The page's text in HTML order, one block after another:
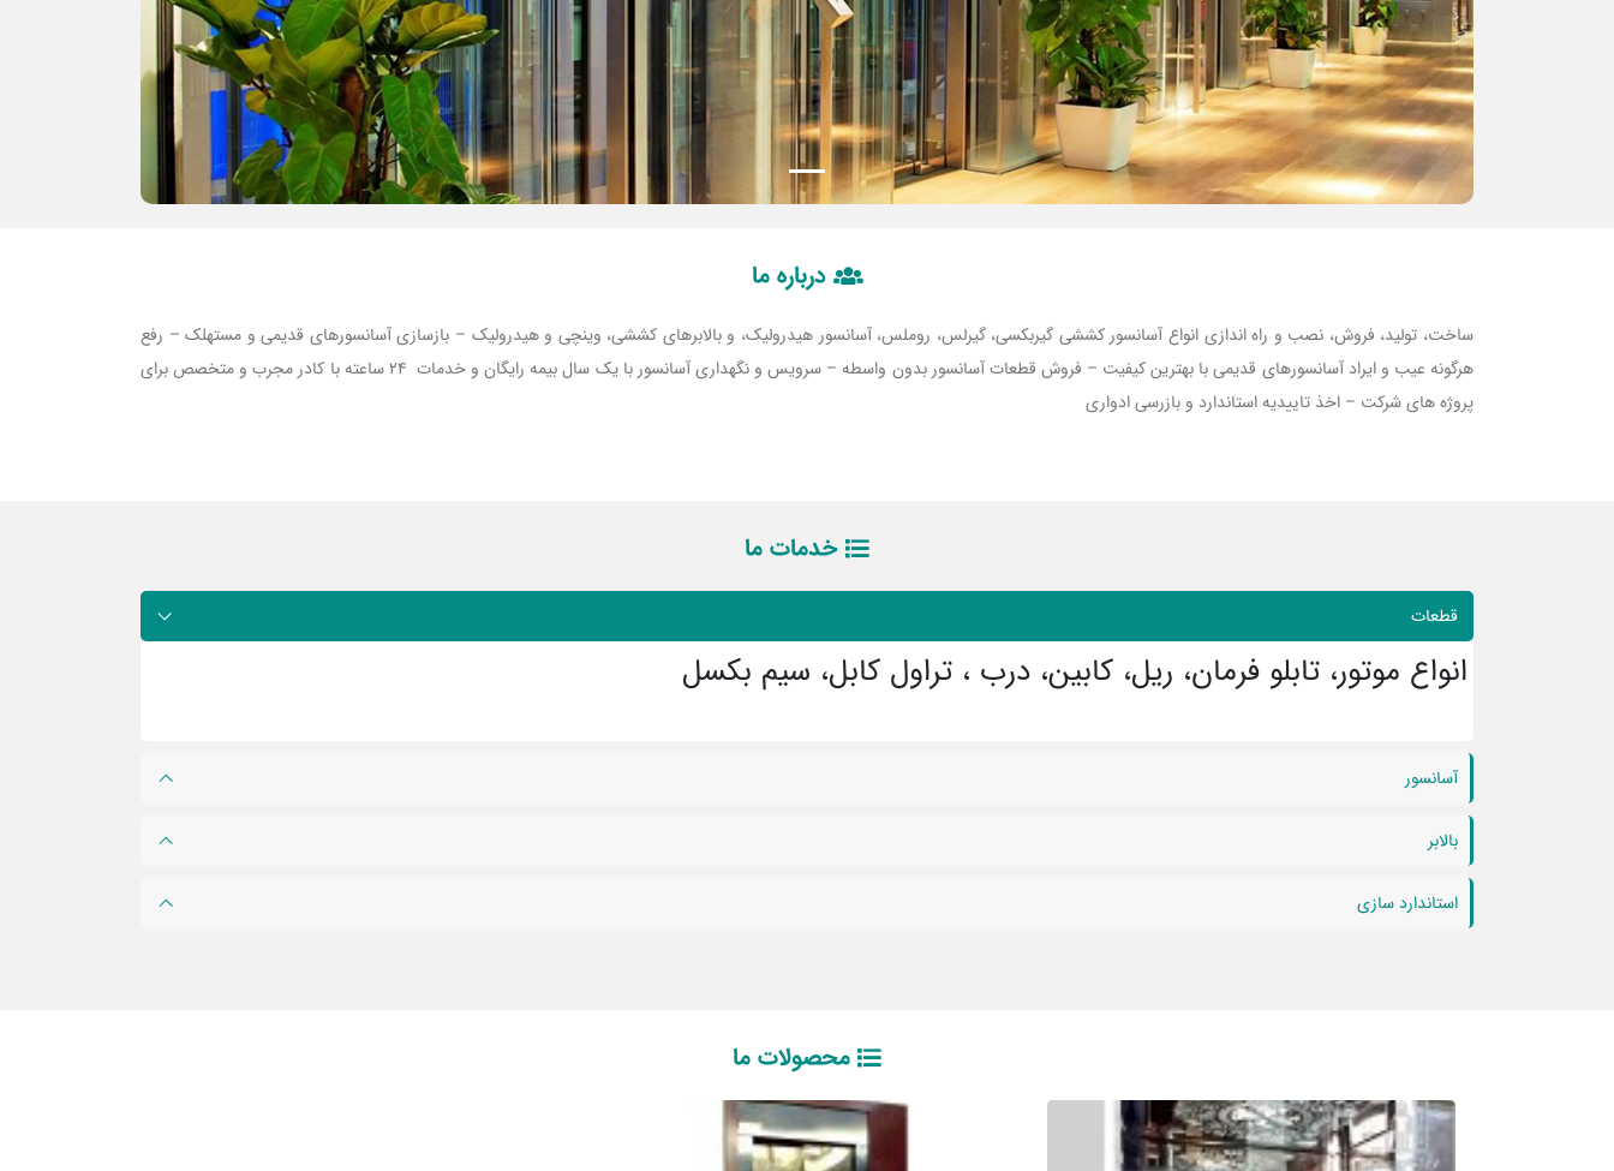
درباره ما
ساخت، تولید، فروش، نصب و راه اندازی انواع آسانسور کششی گیربکسی، گیرلس، روملس، آسانسور هیدرولیک، و بالابرهای کششی، وینچی و هیدرولیک – بازسازی آسانسورهای قدیمی و مستهلک – رفع
هرگونه عیب و ایراد آسانسورهای قدیمی با بهترین کیفیت – فروش قطعات آسانسور بدون واسطه – سرویس و نگهداری آسانسور با یک سال بیمه رایگان و خدمات 24 ساعته با کادر مجرب و متخصص برای
پروژه های شرکت – اخذ تاییدیه استاندارد و بازرسی ادواری
خدمات ما
قطعات
انواع موتور، تابلو فرمان، ریل، کابین، درب ، تراول کابل، سیم بکسل
آسانسور
بالابر
استاندارد سازی
محصولات ما